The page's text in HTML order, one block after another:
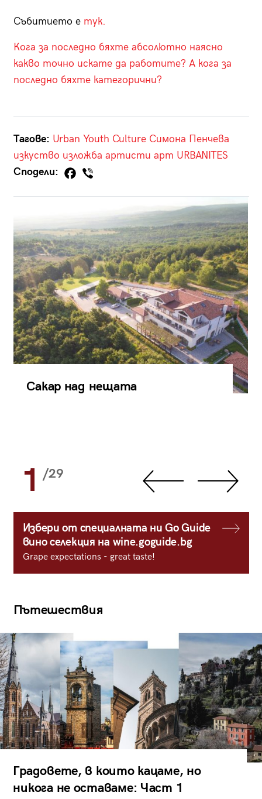
Събитието е тук.
Кога за последно бяхте абсолютно наясно
какво точно искате да работите? А кога за
последно бяхте категорични?
Тагове: Urban Youth Culture Симона Пенчева
изкуство изложба артисти арт URBANITES
Сподели:
Сакар над нещата
1 /29
Избери от специалната ни Go Guide
вино селекция на wine.goguide.bg
Grape expectations - great taste!
Пътешествия
Градовете, в които кацаме, но
никога не оставаме: Част 1